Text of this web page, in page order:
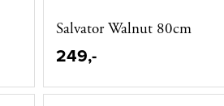
Salvator Walnut 80cm
249,-